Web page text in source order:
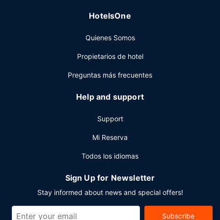
HotelsOne
Quienes Somos
Propietarios de hotel
Preguntas más frecuentes
Help and support
Support
Mi Reserva
Todos los idiomas
Sign Up for Newsletter
Stay informed about news and special offers!
Subscribe